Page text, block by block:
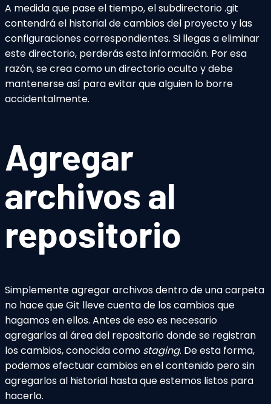
A medida que pase el tiempo, el subdirectorio .git
contendrá el historial de cambios del proyecto y las
configuraciones correspondientes. Si llegas a eliminar
este directorio, perderás esta información. Por esa
razón, se crea como un directorio oculto y debe
mantenerse así para evitar que alguien lo borre
accidentalmente.
Agregar
archivos al
repositorio
Simplemente agregar archivos dentro de una carpeta
no hace que Git lleve cuenta de los cambios que
hagamos en ellos. Antes de eso es necesario
agregarlos al área del repositorio donde se registran
los cambios, conocida como staging. De esta forma,
podemos efectuar cambios en el contenido pero sin
agregarlos al historial hasta que estemos listos para
hacerlo.